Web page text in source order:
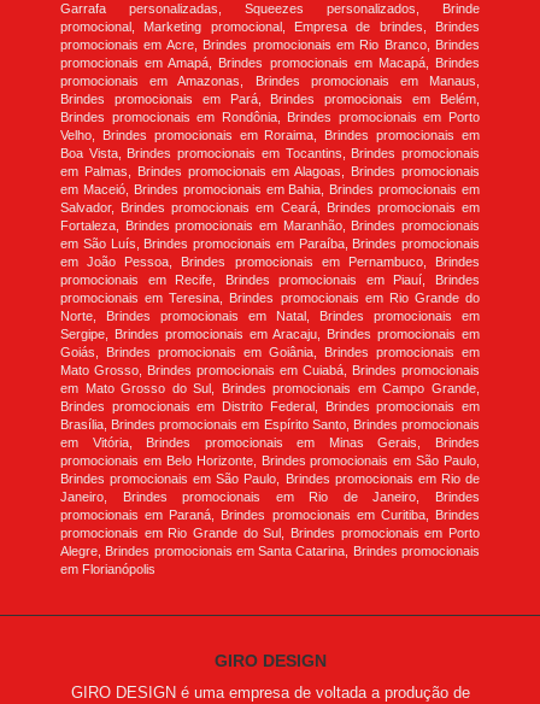
Garrafa personalizadas, Squeezes personalizados, Brinde
promocional, Marketing promocional, Empresa de brindes, Brindes
promocionais em Acre, Brindes promocionais em Rio Branco, Brindes
promocionais em Amapá, Brindes promocionais em Macapá, Brindes
promocionais em Amazonas, Brindes promocionais em Manaus,
Brindes promocionais em Pará, Brindes promocionais em Belém,
Brindes promocionais em Rondônia, Brindes promocionais em Porto
Velho, Brindes promocionais em Roraima, Brindes promocionais em
Boa Vista, Brindes promocionais em Tocantins, Brindes promocionais
em Palmas, Brindes promocionais em Alagoas, Brindes promocionais
em Maceió, Brindes promocionais em Bahia, Brindes promocionais em
Salvador, Brindes promocionais em Ceará, Brindes promocionais em
Fortaleza, Brindes promocionais em Maranhão, Brindes promocionais
em São Luís, Brindes promocionais em Paraíba, Brindes promocionais
em João Pessoa, Brindes promocionais em Pernambuco, Brindes
promocionais em Recife, Brindes promocionais em Piauí, Brindes
promocionais em Teresina, Brindes promocionais em Rio Grande do
Norte, Brindes promocionais em Natal, Brindes promocionais em
Sergipe, Brindes promocionais em Aracaju, Brindes promocionais em
Goiás, Brindes promocionais em Goiânia, Brindes promocionais em
Mato Grosso, Brindes promocionais em Cuiabá, Brindes promocionais
em Mato Grosso do Sul, Brindes promocionais em Campo Grande,
Brindes promocionais em Distrito Federal, Brindes promocionais em
Brasília, Brindes promocionais em Espírito Santo, Brindes promocionais
em Vitória, Brindes promocionais em Minas Gerais, Brindes
promocionais em Belo Horizonte, Brindes promocionais em São Paulo,
Brindes promocionais em São Paulo, Brindes promocionais em Rio de
Janeiro, Brindes promocionais em Rio de Janeiro, Brindes
promocionais em Paraná, Brindes promocionais em Curitiba, Brindes
promocionais em Rio Grande do Sul, Brindes promocionais em Porto
Alegre, Brindes promocionais em Santa Catarina, Brindes promocionais
em Florianópolis
GIRO DESIGN
GIRO DESIGN é uma empresa de voltada a produção de